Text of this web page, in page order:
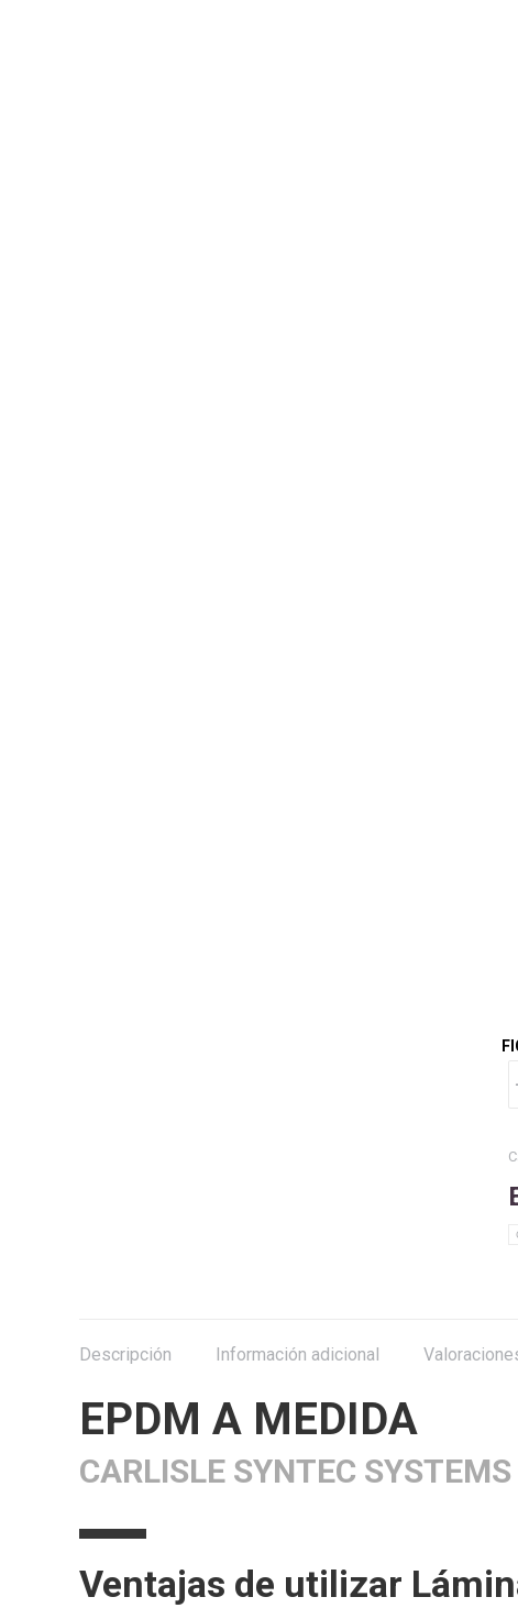
|
A
Descripción Información adicional
EPDM A MEDIDA
CARLISLE SYNTEC SYSTEMS
Ventajas de utilizar